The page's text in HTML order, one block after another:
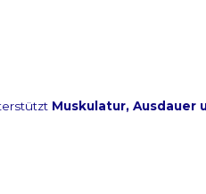
Muskulatur, Ausdauer